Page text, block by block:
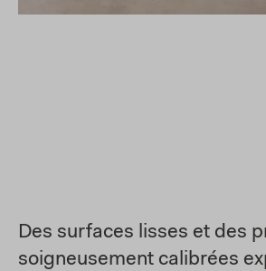
Des surfaces lisses et des
soigneusement calibrées